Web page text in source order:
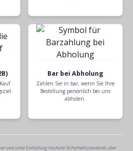
Bar bei Abholung
Zahlen Sie in bar, wenn Sie Ihre
Bestellung persönlich bei uns
abholen.
und unter Einhaltung höchster Sicherheitsstandards über